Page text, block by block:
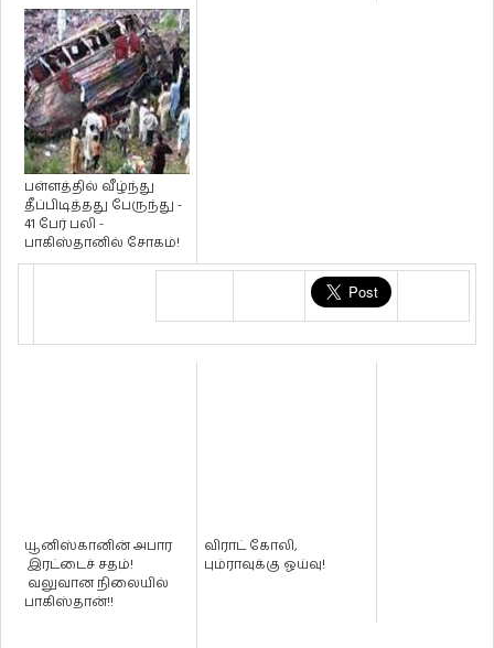
பள்ளத்தில் வீழ்ந்து
தீப்பிடித்தது பேருந்து -
41 பேர் பலி -
பாகிஸ்தானில் சோகம்!
யூனிஸ்கானின் அபார
இரட்டைச் சதம்!
வலுவான நிலையில்
பாகிஸ்தான்!!
விராட் கோலி,
பும்ராவுக்கு ஓய்வு!